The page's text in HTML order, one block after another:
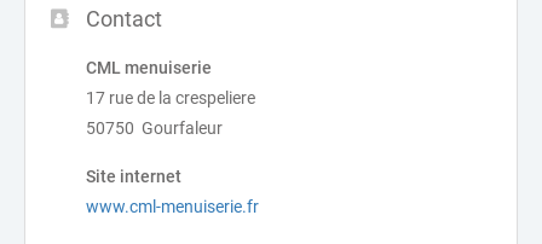
Contact
CML menuiserie
17 rue de la crespeliere
50750 Gourfaleur
Site internet
www.cml-menuiserie.fr